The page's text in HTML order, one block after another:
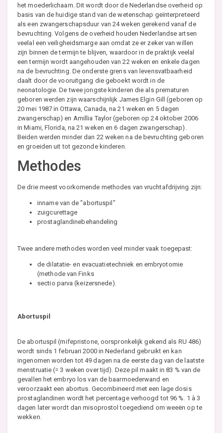
het moederlichaam. Dit wordt door de Nederlandse overheid op
basis van de huidige stand van de wetenschap geïnterpreteerd
als een zwangerschapsduur van 24 weken gerekend vanaf de
bevruchting. Volgens de overheid houden Nederlandse artsen
veelal een veiligheidsmarge aan omdat ze er zeker van willen
zijn binnen de termijn te blijven, waardoor in de praktijk veelal
een termijn wordt aangehouden van 22 weken en enkele dagen
na de bevruchting. De onderste grens van levensvatbaarheid
daalt door de vooruitgang die geboekt wordt in de
neonatologie. De twee jongste kinderen die als prematuren
geboren werden zijn waarschijnlijk James Elgin Gill (geboren op
20 mei 1987 in Ottawa, Canada, na 21 weken en 5 dagen
zwangerschap) en Amillia Taylor (geboren op 24 oktober 2006
in Miami, Florida, na 21 weken en 6 dagen zwangerschap).
Beiden werden minder dan 22 weken na de bevruchting geboren
en groeiden uit tot gezonde kinderen.
Methodes
De drie meest voorkomende methodes van vruchtafdrijving zijn:
inname van de "abortuspil"
zuigcurettage
prostaglandinebehandeling
Twee andere methodes worden veel minder vaak toegepast:
de dilatatie- en evacuatietechniek en embryotomie
(methode van Finks
sectio parva (keizersnede).
Abortuspil
De abortuspil (mifepristone, oorspronkelijk gekend als RU 486)
wordt sinds 1 februari 2000 in Nederland gebruikt en kan
ingenomen worden tot 49 dagen na de eerste dag van de laatste
menstruatie (= 3 weken over tijd). Deze pil maakt in 83 % van de
gevallen het embryo los van de baarmoederwand en
veroorzaakt een abortus. Gecombineerd met een lage dosis
prostaglandinen wordt het percentage verhoogd tot 96 %. 1 à 3
dagen later wordt dan misoprostol toegediend om weeën op te
wekken.